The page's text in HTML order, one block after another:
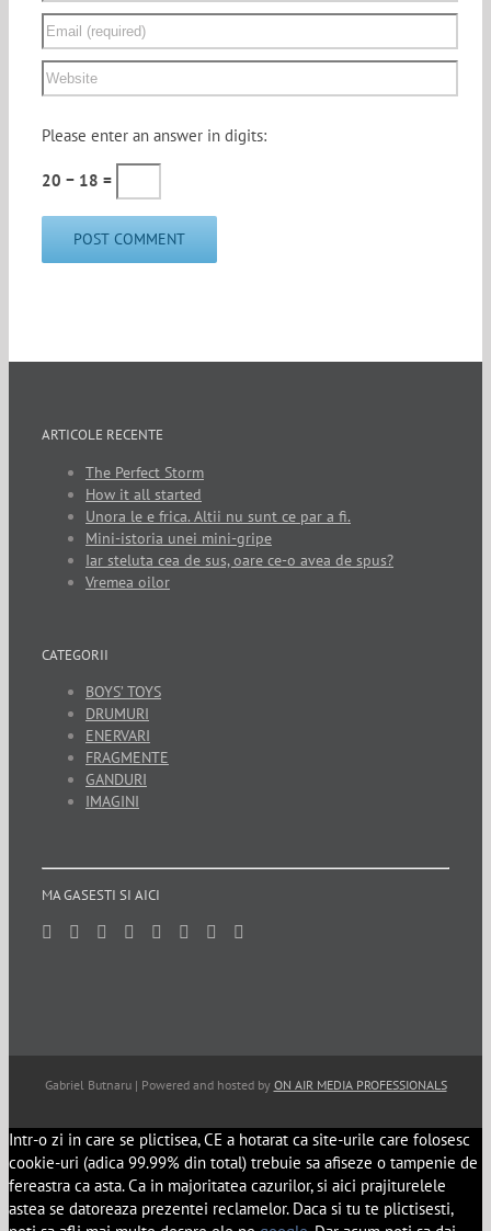
Please enter an answer in digits:
20 − 18 =
ARTICOLE RECENTE
The Perfect Storm
How it all started
Unora le e frica. Altii nu sunt ce par a fi.
Mini-istoria unei mini-gripe
Iar steluta cea de sus, oare ce-o avea de spus?
Vremea oilor
CATEGORII
BOYS’ TOYS
DRUMURI
ENERVARI
FRAGMENTE
GANDURI
IMAGINI
MA GASESTI SI AICI
Gabriel Butnaru | Powered and hosted by ON AIR MEDIA PROFESSIONALS
Intr-o zi in care se plictisea, CE a hotarat ca site-urile care folosesc
cookie-uri (adica 99.99% din total) trebuie sa afiseze o tampenie de
fereastra ca asta. Ca in majoritatea cazurilor, si aici prajiturelele
astea se datoreaza prezentei reclamelor. Daca si tu te plictisesti,